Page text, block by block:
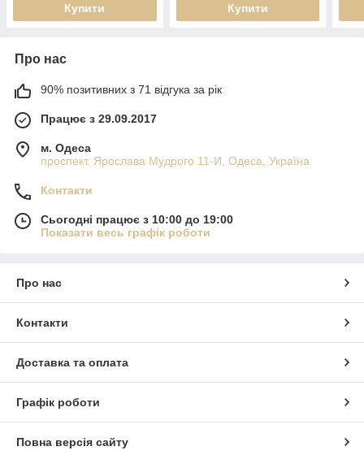
Купити Купити
Про нас
90% позитивних з 71 відгука за рік
Працює з 29.09.2017
м. Одеса
проспект. Ярослава Мудрого 11-И, Одеса, Україна
Контакти
Сьогодні працює з 10:00 до 19:00
Показати весь графік роботи
Про нас
Контакти
Доставка та оплата
Графік роботи
Повна версія сайту